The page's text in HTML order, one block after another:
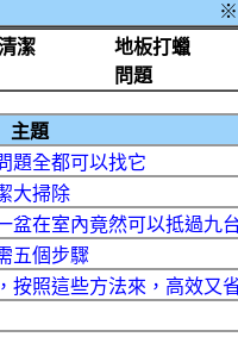
※
潔
地板打蠟
問題
主題
題全都可以找它
大掃除
盆在室內竟然可以抵過九
五個步驟
按照這些方法來，高效又